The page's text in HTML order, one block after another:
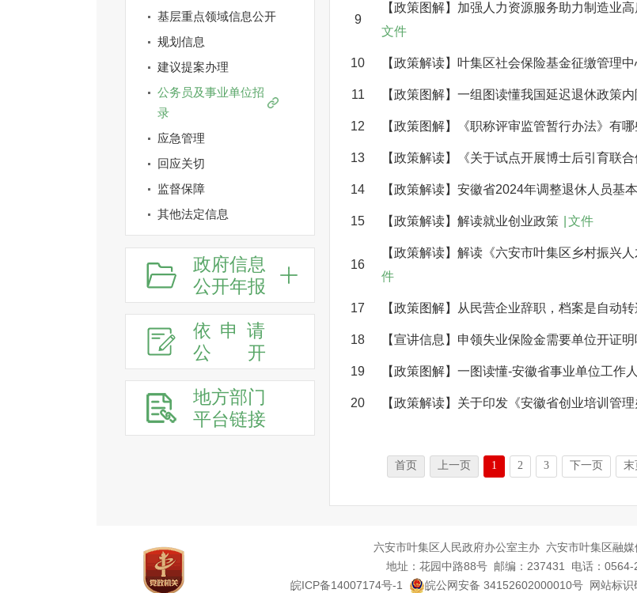
基层重点领域信息公开
规划信息
建议提案办理
公务员及事业单位招
录
应急管理
回应关切
监督保障
其他法定信息
政府信息
公开年报
依申请
公
开
地方部门
平台链接
9
【政策图解】加强人力资源服务助力制造业
文件
10 【政策解读】叶集区社会保险基金征缴管理
11 【政策图解】一组图读懂我国延迟退休政策
12 【政策图解】《职称评审监管暂行办法》有
13 【政策解读】《关于试点开展博士后引育联
14 【政策解读】安徽省2024年调整退休人员基
15 【政策解读】解读就业创业政策 文件
16
【政策解读】解读《六安市叶集区乡村振兴
件
17 【政策图解】从民营企业辞职，档案是自动
18 【宣讲信息】申领失业保险金需要单位开证
19 【政策图解】一图读懂-安徽省事业单位工作
20 【政策解读】关于印发《安徽省创业培训管
首页 上一页 1 2 3 下一页 末
六安市叶集区人民政府办公室主办 六安市叶集区融
地址：花园中路88号 邮编：237431 电话：0564-
皖ICP备14007174号-1
皖公网安备 34152602000010号 网站标